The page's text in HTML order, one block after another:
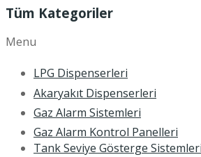
Tüm Kategoriler
Menu
LPG Dispenserleri
Akaryakıt Dispenserleri
Gaz Alarm Sistemleri
Gaz Alarm Kontrol Panelleri
Tank Seviye Gösterge Sistemleri